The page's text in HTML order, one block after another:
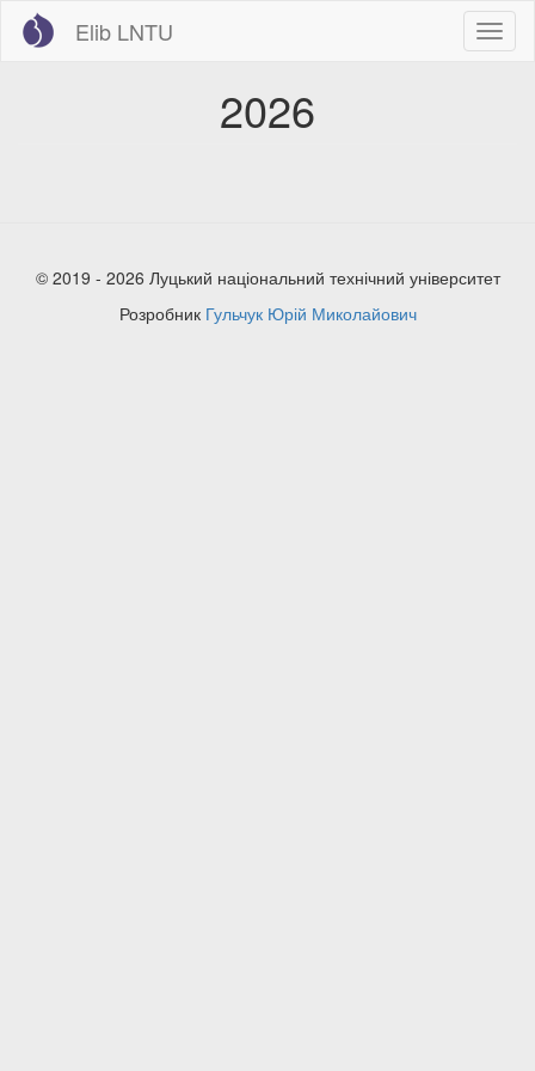
Перейти
Elib LNTU
2026
© 2019 - 2026 Луцький національний технічний університет
Розробник Гульчук Юрій Миколайович